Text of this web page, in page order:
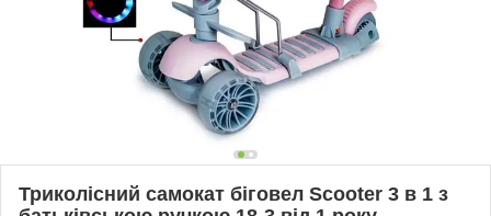
Триколісний самокат біговел Scooter 3 в 1 з